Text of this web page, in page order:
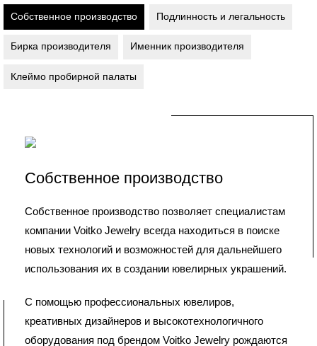
Собственное производство Подлинность и легальность
Бирка производителя Именник производителя
Клеймо пробирной палаты
Собственное производство
Собственное производство позволяет специалистам
компании Voitko Jewelry всегда находиться в поиске
новых технологий и возможностей для дальнейшего
использования их в создании ювелирных украшений.
С помощью профессиональных ювелиров,
креативных дизайнеров и высокотехнологичного
оборудования под брендом Voitko Jewelry рождаются